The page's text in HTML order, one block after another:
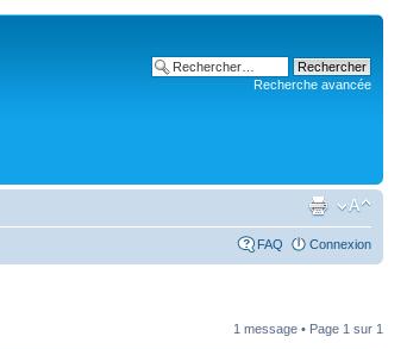
Recherche avancée
FAQ Connexion
1 message • Page 1 sur 1